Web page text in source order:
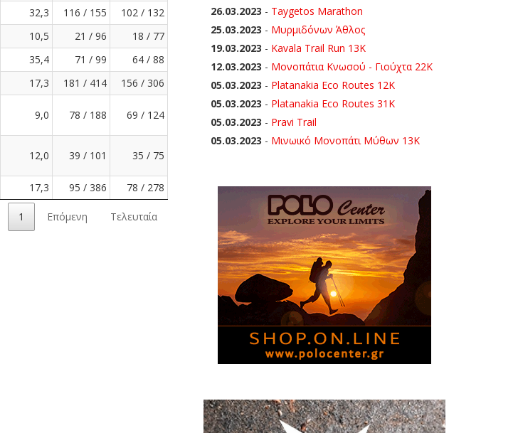
32,3 116 / 155
102 / 132
10,5 21 / 96
18 / 77
35,4 71 / 99
64 / 88
17,3 181 / 414
156 / 306
9,0 78 / 188 69 / 124
12,0 39 / 101 35 / 75
17,3 95 / 386 78 / 278
1 Επόμενη Τελευταία
26.03.2023 - Taygetos Marathon
25.03.2023 - Μυρμιδόνων Άθλος
19.03.2023 - Kavala Trail Run 13K
12.03.2023 - Μονοπάτια Κνωσού - Γιούχτα 22Κ
05.03.2023 - Platanakia Eco Routes 12K
05.03.2023 - Platanakia Eco Routes 31K
05.03.2023 - Pravi Trail
05.03.2023 - Μινωικό Μονοπάτι Μύθων 13Κ